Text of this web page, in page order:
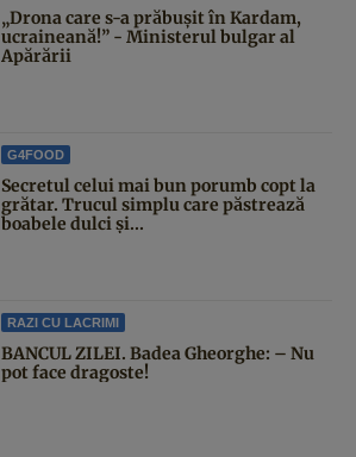
„Drona care s-a prăbușit în Kardam,
ucraineană!” - Ministerul bulgar al
Apărării
G4FOOD
Secretul celui mai bun porumb copt la
grătar. Trucul simplu care păstrează
boabele dulci și...
RAZI CU LACRIMI
BANCUL ZILEI. Badea Gheorghe: – Nu
pot face dragoste!